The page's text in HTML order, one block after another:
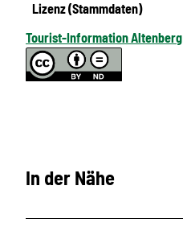
Lizenz (Stammdaten)
Tourist-Information Altenberg
In der Nähe